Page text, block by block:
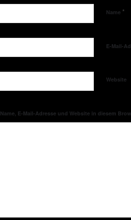
Name *
E-Mail-
Website
Name, E-Mail-Adresse und Website in diesem